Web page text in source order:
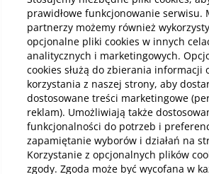
Kup abonamenty
Kup online
Pobierz aplikację
prawidłowe funkcjonowanie serwisu.
partnerzy możemy również
opcjonalne pliki cookies w innych
analitycznych i marketingowych.
cookies służą do zbierania informacji
korzystania z naszej strony, aby
dostosowane treści marketingowe
reklam). Umożliwiają także
funkcjonalności do potrzeb i
zapamiętanie wyborów i działań na
Korzystanie z opcjonalnych plików
zgody. Zgoda może być wycofana w